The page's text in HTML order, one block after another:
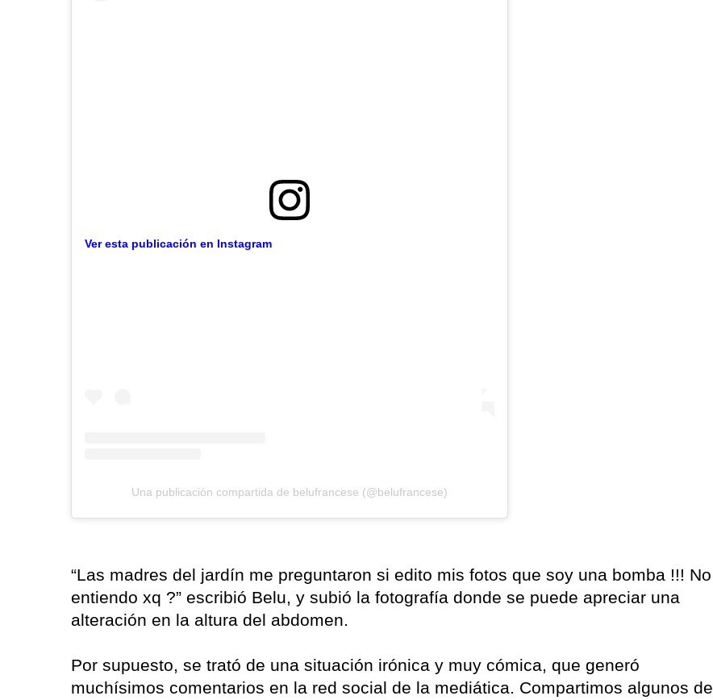
Ver esta publicación en Instagram
Una publicación compartida de belufrancese (@belufrancese)
“Las madres del jardín me preguntaron si edito mis fotos que soy una bomba !!! No
entiendo xq ?” escribió Belu, y subió la fotografía donde se puede apreciar una
alteración en la altura del abdomen.
Por supuesto, se trató de una situación irónica y muy cómica, que generó
muchísimos comentarios en la red social de la mediática. Compartimos algunos de